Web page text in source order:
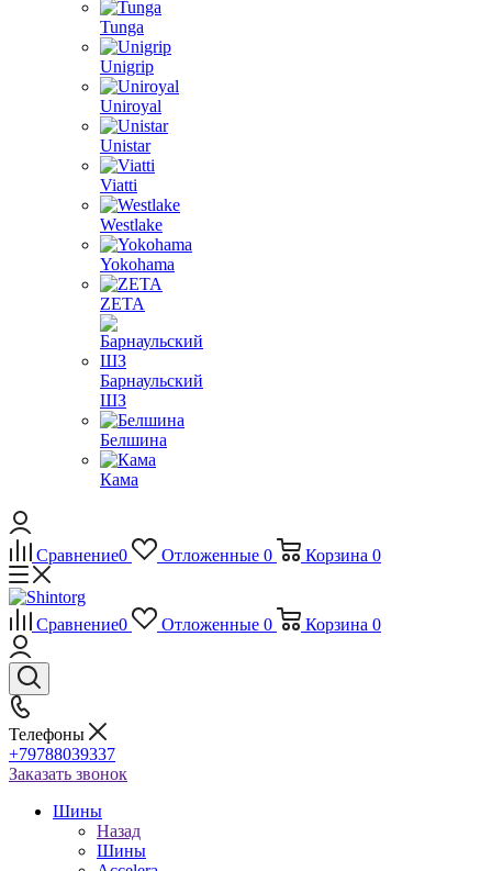
Tunga
Unigrip
Uniroyal
Unistar
Viatti
Westlake
Yokohama
ZETA
Барнаульский
ШЗ
Белшина
Кама
Сравнение0 Отложенные 0 Корзина 0
Сравнение0 Отложенные 0 Корзина 0
Телефоны
+79788039337
Заказать звонок
Шины
Назад
Шины